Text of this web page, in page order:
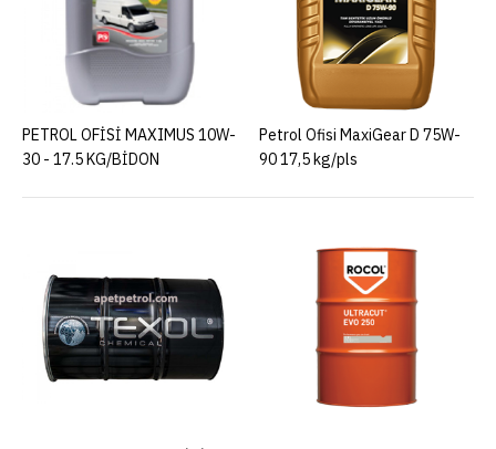
PETROL OFİSİ MAXIMUS 10W-
30 - 17.5 KG/BİDON
Petrol Ofisi MaxiGear D 75W-
90 17,5 kg/pls